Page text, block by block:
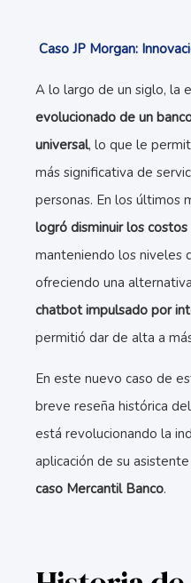
Caso JP Morgan:
A lo largo de un siglo, la
evolucionado de un
universal, lo que le
más significativa de
personas. En los últimos
logró disminuir los
manteniendo los niveles
ofreciendo una
chatbot impulsado por
permitió dar de alta a
En este nuevo caso de
breve reseña histórica
está revolucionando la
aplicación de su
caso Mercantil Banco.